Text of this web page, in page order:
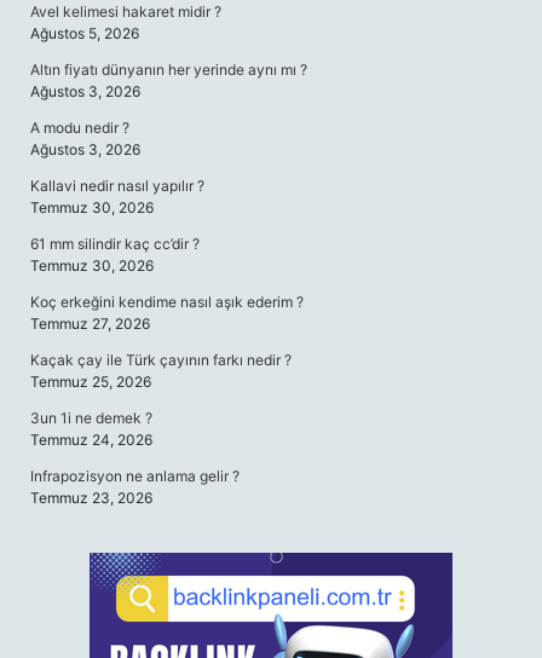
Avel kelimesi hakaret midir ?
Ağustos 5, 2026
Altın fiyatı dünyanın her yerinde aynı mı ?
Ağustos 3, 2026
A modu nedir ?
Ağustos 3, 2026
Kallavi nedir nasıl yapılır ?
Temmuz 30, 2026
61 mm silindir kaç cc’dir ?
Temmuz 30, 2026
Koç erkeğini kendime nasıl aşık ederim ?
Temmuz 27, 2026
Kaçak çay ile Türk çayının farkı nedir ?
Temmuz 25, 2026
3un 1i ne demek ?
Temmuz 24, 2026
Infrapozisyon ne anlama gelir ?
Temmuz 23, 2026